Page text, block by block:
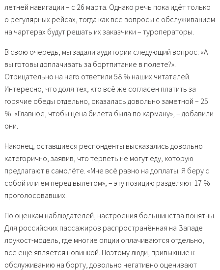
летней навигации – с 26 марта. Однако речь пока идёт только
о регулярных рейсах, тогда как все вопросы с обслуживанием
на чартерах будут решать их заказчики – туроператоры.
В свою очередь, мы задали аудитории следующий вопрос: «А
вы готовы доплачивать за бортпитание в полете?».
Отрицательно на него ответили 58 % наших читателей.
Интересно, что доля тех, кто всё же согласен платить за
горячие обеды отдельно, оказалась довольно заметной – 25
%. «Главное, чтобы цена билета была по карману», – добавили
они.
Наконец, оставшиеся респонденты высказались довольно
категорично, заявив, что терпеть не могут еду, которую
предлагают в самолёте. «Мне всё равно на доплаты. Я беру с
собой или ем перед вылетом», – эту позицию разделяют 17 %
проголосовавших.
По оценкам наблюдателей, настроения большинства понятны.
Для российских пассажиров распространённая на Западе
лоукост-модель, где многие опции оплачиваются отдельно,
всё ещё является новинкой. Поэтому люди, привыкшие к
обслуживанию на борту, довольно негативно оценивают